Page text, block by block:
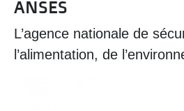
ANSES
L’agence nationale de
l’alimentation, de